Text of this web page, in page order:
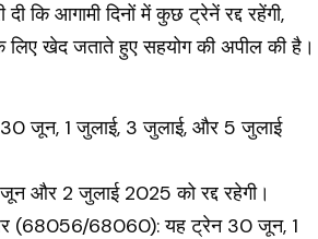
कि आगामी दिनों में कुछ ट्रेनें रद्द रहेंगी,
लिए खेद जताते हुए सहयोग की अपील की है।
जून, 1 जुलाई, 3 जुलाई, और 5 जुलाई
और 2 जुलाई 2025 को रद्द रहेगी।
(68056/68060): यह ट्रेन 30 जून, 1